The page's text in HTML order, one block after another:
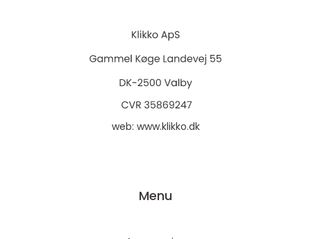
web: www.klikko.dk
Menu